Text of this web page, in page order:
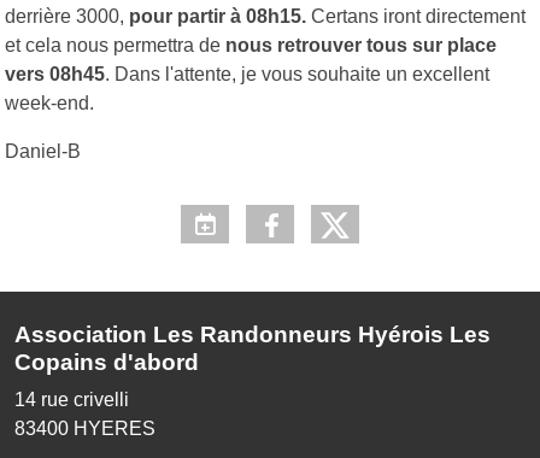
derrière 3000, pour partir à 08h15. Certans iront directement
et cela nous permettra de nous retrouver tous sur place
vers 08h45. Dans l'attente, je vous souhaite un excellent
week-end.
Daniel-B
Association Les Randonneurs Hyérois Les
Copains d'abord
14 rue crivelli
83400 HYERES